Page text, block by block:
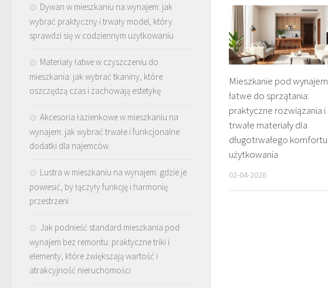
Mieszkanie pod wynajem
łatwe do sprzątania:
praktyczne rozwiązania i
trwałe materiały dla
długotrwałego komfortu
użytkowania
02-04-2026
Dywan w mieszkaniu na wynajem: jak
wybrać praktyczny i trwały model, który
sprawdzi się w codziennym użytkowaniu
Materiały łatwe w czyszczeniu do
mieszkania: jak wybrać tkaniny, które
oszczędzą czas i zachowają estetykę
Akcesoria łazienkowe w mieszkaniu na
wynajem: jak wybrać trwałe i funkcjonalne
dodatki dla najemców
Lustra w mieszkaniu na wynajem: gdzie je
powiesić, by łączyły funkcję i harmonię
przestrzeni
Jak podnieść standard mieszkania pod
wynajem bez remontu: praktyczne triki i
elementy, które zwiększają wartość i
atrakcyjność nieruchomości